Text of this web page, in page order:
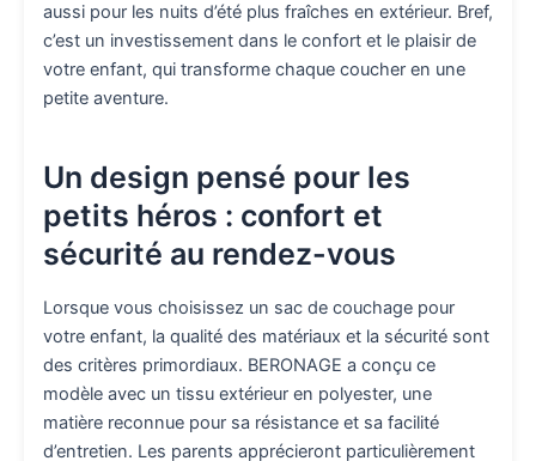
aussi pour les nuits d’été plus fraîches en extérieur. Bref,
c’est un investissement dans le confort et le plaisir de
votre enfant, qui transforme chaque coucher en une
petite aventure.
Un design pensé pour les
petits héros : confort et
sécurité au rendez-vous
Lorsque vous choisissez un sac de couchage pour
votre enfant, la qualité des matériaux et la sécurité sont
des critères primordiaux. BERONAGE a conçu ce
modèle avec un tissu extérieur en polyester, une
matière reconnue pour sa résistance et sa facilité
d’entretien. Les parents apprécieront particulièrement